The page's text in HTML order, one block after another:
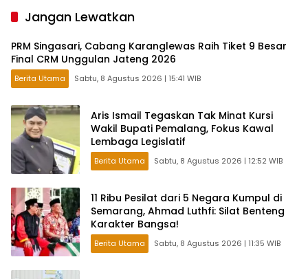
Jangan Lewatkan
PRM Singasari, Cabang Karanglewas Raih Tiket 9 Besar
Final CRM Unggulan Jateng 2026
Berita Utama Sabtu, 8 Agustus 2026 | 15:41 WIB
Aris Ismail Tegaskan Tak Minat Kursi
Wakil Bupati Pemalang, Fokus Kawal
Lembaga Legislatif
Berita Utama Sabtu, 8 Agustus 2026 | 12:52 WIB
11 Ribu Pesilat dari 5 Negara Kumpul di
Semarang, Ahmad Luthfi: Silat Benteng
Karakter Bangsa!
Berita Utama Sabtu, 8 Agustus 2026 | 11:35 WIB